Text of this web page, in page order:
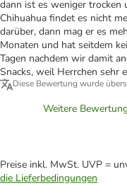
dann ist es weniger trocken
Chihuahua findet es nicht
darüber, dann mag er es
Monaten und hat seitdem
Tagen nachdem wir damit
Snacks, weil Herrchen sehr
Diese Bewertung wurde
Weitere
Preise inkl. MwSt. UVP =
die Lieferbedingungen